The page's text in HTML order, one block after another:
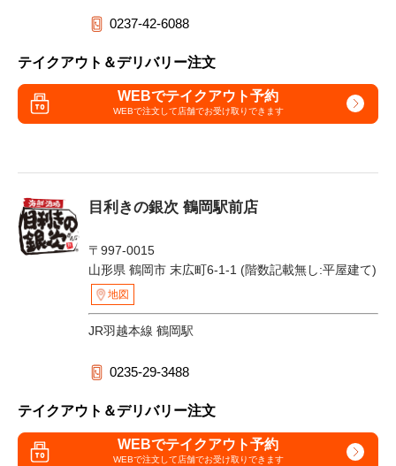
0237-42-6088
テイクアウト＆デリバリー注文
WEBでテイクアウト予約
WEBで注文して店舗でお受け取りできます
目利きの銀次 鶴岡駅前店
〒997-0015
山形県 鶴岡市 末広町6-1-1 (階数記載無し:平屋建て)
地図
JR羽越本線 鶴岡駅
0235-29-3488
テイクアウト＆デリバリー注文
WEBでテイクアウト予約
WEBで注文して店舗でお受け取りできます